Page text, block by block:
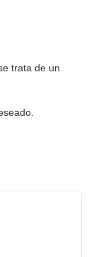
trata de un